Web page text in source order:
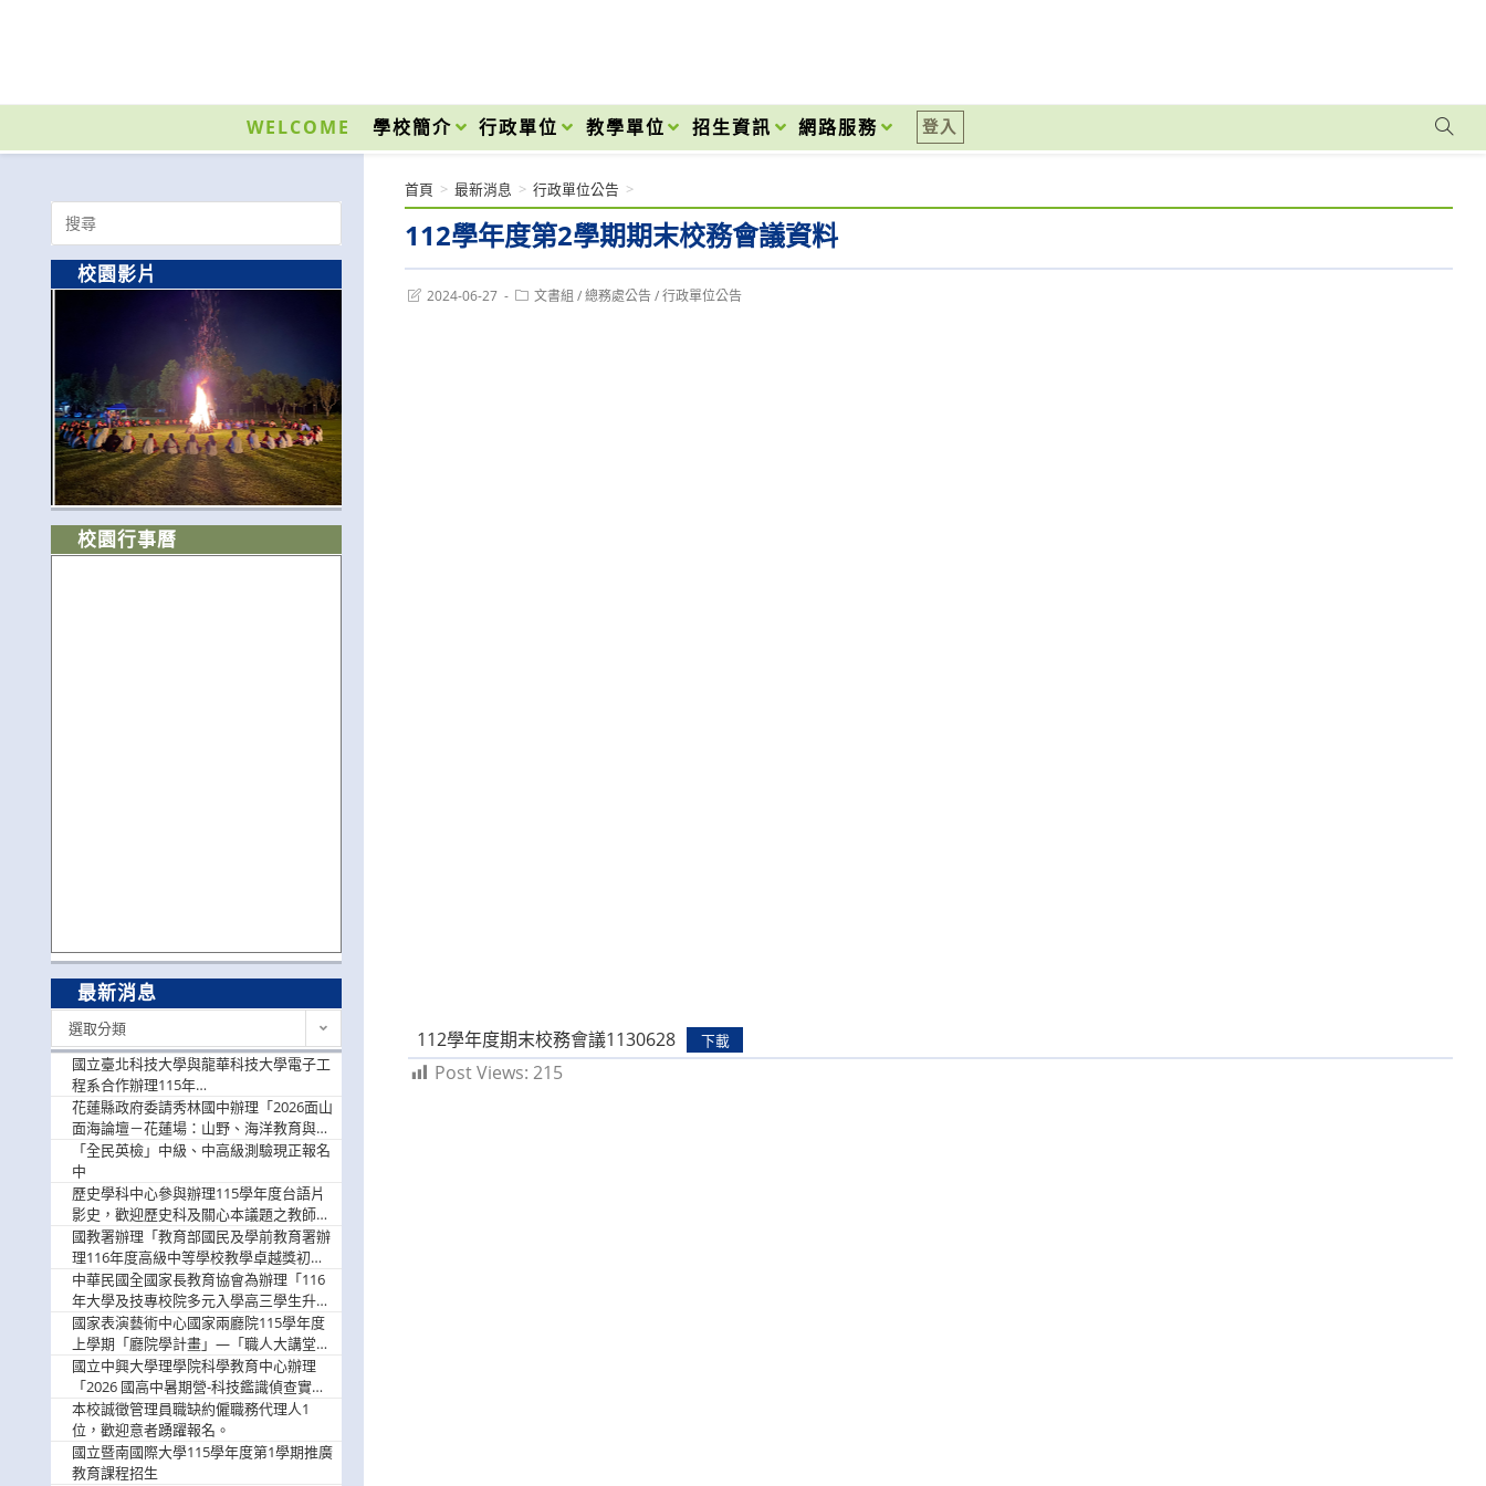
內
WELCOME 學校簡介 行政單位 教學單位 招生資訊 網路服務 登入
112學年度第2學期期末校務會議資料
首頁 > 最新消息 > 行政單位公告 >
Post2024-06-27
Post文書組 / 總務處公告 / 行政單位公告
112學年度期末校務會議1130628 下載
Post Views: 215
Search
for:
校園影片
校園行事曆
最新消息
選取分類
國立臺北科技大學與龍華科技大學電子工
程系合作辦理115年
「115.08.10~08.12「AI賦能應用於智慧半
導體研習營」，歡迎學生踴躍報名參加
花蓮縣政府委請秀林國中辦理「2026面山
面海論壇－花蓮場：山野、海洋教育與戶
外安全實務課程」，歡迎踴躍報名參加
「全民英檢」中級、中高級測驗現正報名
中
歷史學科中心參與辦理115學年度台語片
影史，歡迎歷史科及關心本議題之教師踴
躍報名參加
國教署辦理「教育部國民及學前教育署辦
理116年度高級中等學校教學卓越獎初選
實施計畫」，鼓勵教師踴躍報名
中華民國全國家長教育協會為辦理「116
年大學及技專校院多元入學高三學生升學
輔導家長說明會」
國家表演藝術中心國家兩廳院115學年度
上學期「廳院學計畫」—「職人大講堂」
及「一日體驗課程」，鼓勵踴躍報名參
與。
國立中興大學理學院科學教育中心辦理
「2026 國高中暑期營-科技鑑識偵查實戰
營」活動資訊，鼓勵學生踴躍報名參加。
本校誠徵管理員職缺約僱職務代理人1
位，歡迎意者踴躍報名。
國立暨南國際大學115學年度第1學期推廣
教育課程招生